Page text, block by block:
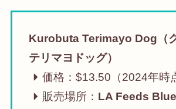
Kurobuta Terimayo Dog（
テリマヨドッグ）
価格：$13.50（2024年時
販売場所： LA Feeds Blue